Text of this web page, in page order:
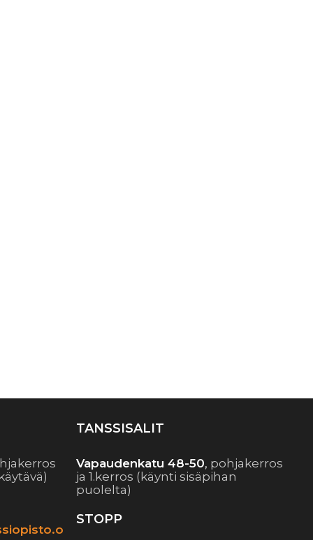
TANSSISALIT
Vapaudenkatu 48-50, pohjakerros
ja 1.kerros (käynti sisäpihan
puolelta)
STOPP